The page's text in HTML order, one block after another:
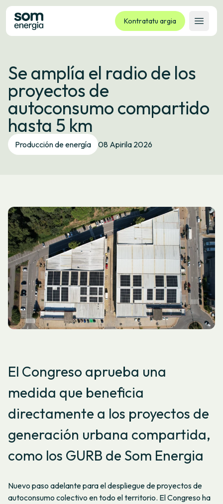
Kontratatu argia
Ireki
Tarifak
Zerbitzuak
Enpresak
Kooperatiba
Kontaktua
Izapideak
Se amplía el radio de los
proyectos de
autoconsumo compartido
hasta 5 km
Producción de energía 08 Apirila 2026
El Congreso aprueba una
medida que beneficia
directamente a los proyectos de
generación urbana compartida,
como los GURB de Som Energia
Nuevo paso adelante para el despliegue de proyectos de
autoconsumo colectivo en todo el territorio. El Congreso ha